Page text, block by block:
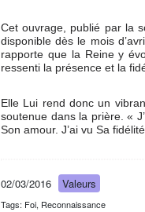
Cet ouvrage, publié par la
disponible dès le mois
rapporte que la Reine y
ressenti la présence et la
Elle Lui rend donc un
soutenue dans la prière. «
Son amour. J’ai vu Sa
02/03/2016 Valeurs
Tags: Foi, Reconnaissance